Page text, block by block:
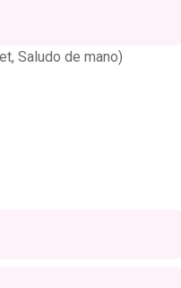
Saludo de mano)